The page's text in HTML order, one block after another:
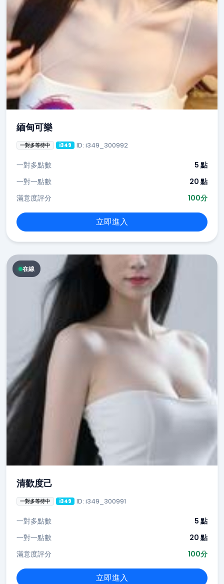
緬甸可樂
一對多等待中 i349 ID: i349_300992
一對多點數
5 點
一對一點數
20 點
滿意度評分
100分
立即進入
在線
清歡度己
一對多等待中 i349 ID: i349_300991
一對多點數
5 點
一對一點數
20 點
滿意度評分
100分
立即進入